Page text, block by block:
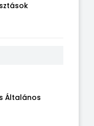
Általános